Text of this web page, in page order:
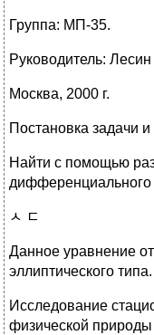
Группа: МП-35.
Руководитель:
Москва, 2000 г.
Постановка задачи
Найти с помощью
дифференциального
ﾵ ﾧ
Данное уравнение
эллиптического типа.
Исследование
физической природы